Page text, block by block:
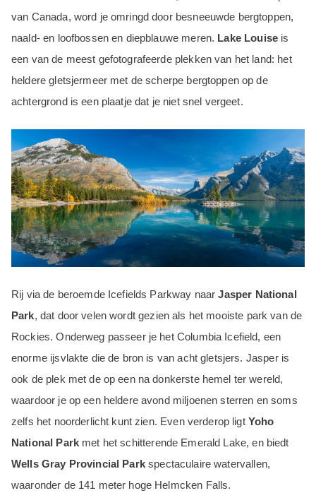
van Canada, word je omringd door besneeuwde bergtoppen,
naald- en loofbossen en diepblauwe meren. Lake Louiseis
een van de meest gefotografeerde plekken van het land: het
heldere gletsjermeer met de scherpe bergtoppen op de
achtergrond is een plaatje dat je niet snel vergeet.
Rij via de beroemde Icefields Parkway naarJasper National
Park, dat door velen wordt gezien als het mooiste park van de
Rockies. Onderweg passeer je het Columbia Icefield, een
enorme ijsvlakte die de bron is van acht gletsjers. Jasper is
ook de plek met de op een na donkerste hemel ter wereld,
waardoor je op een heldere avond miljoenen sterren en soms
zelfs het noorderlicht kunt zien. Even verderop ligt Yoho
National Parkmet het schitterende Emerald Lake, en biedt
Wells Gray Provincial Parkspectaculaire watervallen,
waaronder de 141 meter hoge Helmcken Falls.